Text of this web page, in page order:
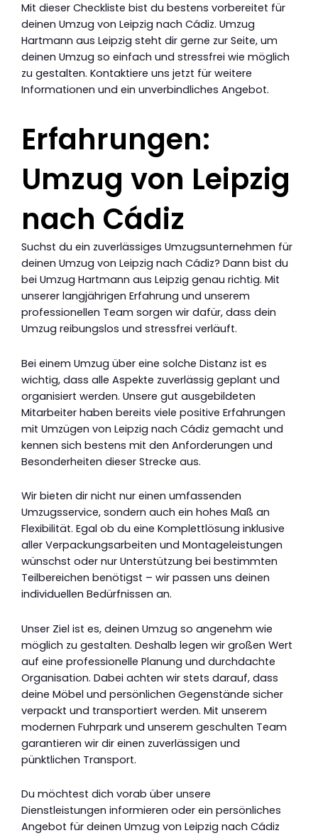
Mit dieser Checkliste bist du bestens vorbereitet für
deinen Umzug von Leipzig nach Cádiz. Umzug
Hartmann aus Leipzig steht dir gerne zur Seite, um
deinen Umzug so einfach und stressfrei wie möglich
zu gestalten. Kontaktiere uns jetzt für weitere
Informationen und ein unverbindliches Angebot.
Erfahrungen:
Umzug von Leipzig
nach Cádiz
Suchst du ein zuverlässiges Umzugsunternehmen für
deinen Umzug von Leipzig nach Cádiz? Dann bist du
bei Umzug Hartmann aus Leipzig genau richtig. Mit
unserer langjährigen Erfahrung und unserem
professionellen Team sorgen wir dafür, dass dein
Umzug reibungslos und stressfrei verläuft.
Bei einem Umzug über eine solche Distanz ist es
wichtig, dass alle Aspekte zuverlässig geplant und
organisiert werden. Unsere gut ausgebildeten
Mitarbeiter haben bereits viele positive Erfahrungen
mit Umzügen von Leipzig nach Cádiz gemacht und
kennen sich bestens mit den Anforderungen und
Besonderheiten dieser Strecke aus.
Wir bieten dir nicht nur einen umfassenden
Umzugsservice, sondern auch ein hohes Maß an
Flexibilität. Egal ob du eine Komplettlösung inklusive
aller Verpackungsarbeiten und Montageleistungen
wünschst oder nur Unterstützung bei bestimmten
Teilbereichen benötigst – wir passen uns deinen
individuellen Bedürfnissen an.
Unser Ziel ist es, deinen Umzug so angenehm wie
möglich zu gestalten. Deshalb legen wir großen Wert
auf eine professionelle Planung und durchdachte
Organisation. Dabei achten wir stets darauf, dass
deine Möbel und persönlichen Gegenstände sicher
verpackt und transportiert werden. Mit unserem
modernen Fuhrpark und unserem geschulten Team
garantieren wir dir einen zuverlässigen und
pünktlichen Transport.
Du möchtest dich vorab über unsere
Dienstleistungen informieren oder ein persönliches
Angebot für deinen Umzug von Leipzig nach Cádiz